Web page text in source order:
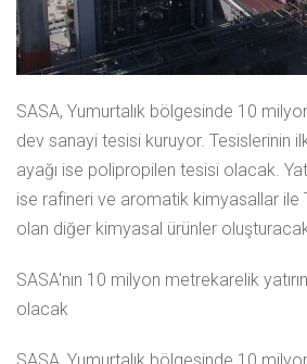
SASA, Yumurtalık bölgesinde 10
dev sanayi tesisi kuruyor. Tesislerinin
ayağı ise polipropilen tesisi olacak.
ise rafineri ve aromatik kimyasallar ile
olan diğer kimyasal ürünler
SASA'nın 10 milyon metrekarelik
olacak